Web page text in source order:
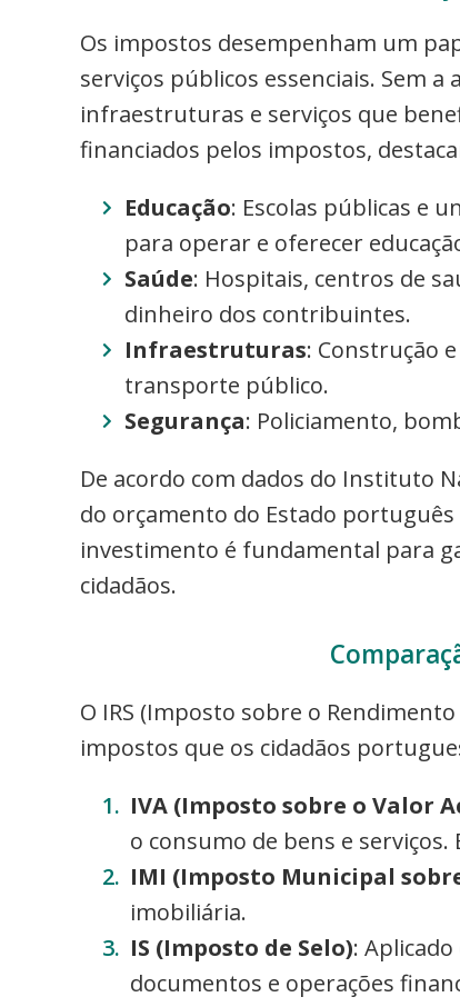
Os impostos desempenham um
serviços públicos essenciais. Sem
infraestruturas e serviços que
financiados pelos impostos,
Educação: Escolas públicas e
para operar e oferecer
Saúde: Hospitais, centros de
dinheiro dos contribuintes.
Infraestruturas: Construção
transporte público.
Segurança: Policiamento,
De acordo com dados do Instituto
do orçamento do Estado
investimento é fundamental para
cidadãos.
O IRS (Imposto sobre o
impostos que os cidadãos
IVA (Imposto sobre o Valor
o consumo de bens e serviços.
IMI (Imposto Municipal
imobiliária.
IS (Imposto de Selo):
documentos e operações